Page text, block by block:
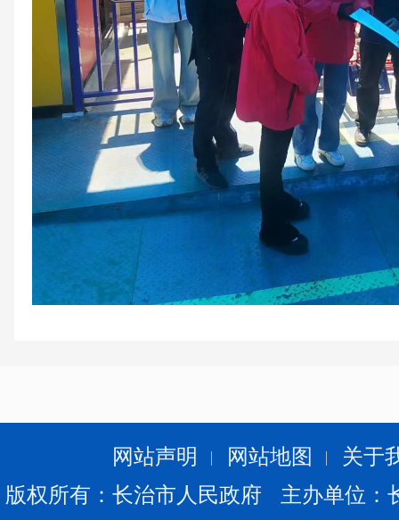
网站声明 网站地图
关于
版权所有：长治市人民政府 主办单位